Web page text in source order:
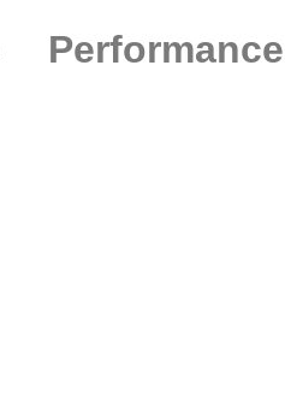
Performance